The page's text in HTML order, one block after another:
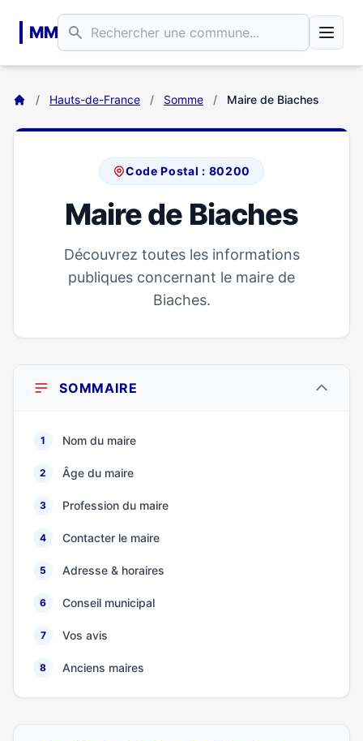
MM
/ Hauts-de-France / Somme / Maire de Biaches
Code Postal : 80200
Maire de Biaches
Découvrez toutes les informations
publiques concernant le maire de
Biaches.
SOMMAIRE
1 Nom du maire
2 Âge du maire
3 Profession du maire
4 Contacter le maire
5 Adresse & horaires
6 Conseil municipal
7 Vos avis
8 Anciens maires